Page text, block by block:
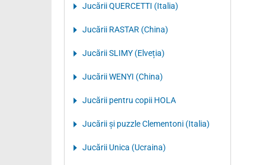
Jucării QUERCETTI (Italia)
Jucării RASTAR (China)
Jucării SLIMY (Elveția)
Jucării WENYI (China)
Jucării pentru copii HOLA
Jucării și puzzle Clementoni (Italia)
Jucării Unica (Ucraina)